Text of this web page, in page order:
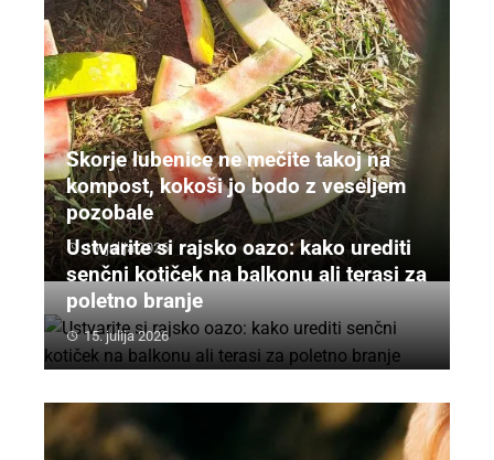
Skorje lubenice ne mečite takoj na
kompost, kokoši jo bodo z veseljem
pozobale
16. julija 2026
Ustvarite si rajsko oazo: kako urediti
senčni kotiček na balkonu ali terasi za
poletno branje
15. julija 2026